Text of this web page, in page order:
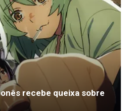
recebe queixa sobre